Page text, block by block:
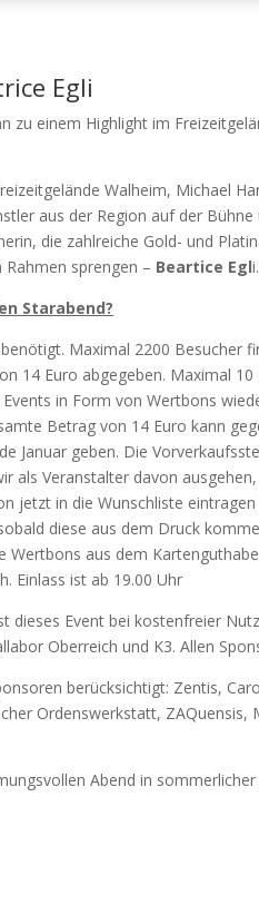
Egli
zu einem Highlight im
Walheim, Michael
aus der Region auf der
die zahlreiche Gold- und
sprengen – Beartice Egli.
Starabend?
Maximal 2200 Besucher
14 Euro abgegeben. Maximal
in Form von Wertbons
Betrag von 14 Euro kann
Januar geben. Die
als Veranstalter davon
jetzt in die Wunschliste
diese aus dem Druck
Wertbons aus dem
Einlass ist ab 19.00 Uhr
dieses Event bei kostenfreier
Oberreich und K3. Allen
berücksichtigt: Zentis,
Ordenswerkstatt,
Abend in